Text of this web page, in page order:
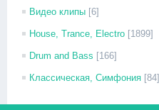
Видео клипы [6]
House, Trance, Electro [1899]
Drum and Bass [166]
Классическая, Симфония [84]